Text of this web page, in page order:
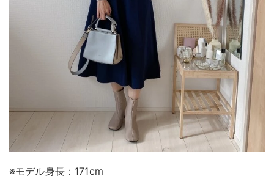
※モデル身長：171cm